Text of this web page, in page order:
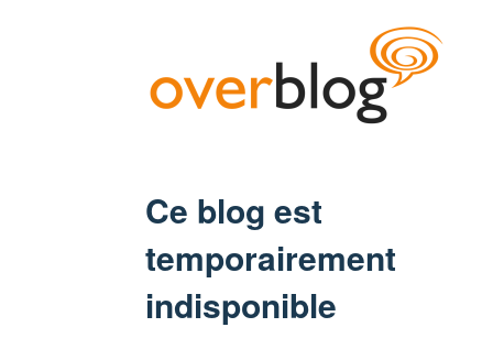
Ce blog est
temporairement
indisponible